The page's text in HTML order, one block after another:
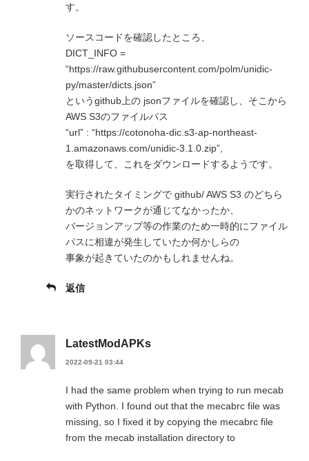
す。
ソースコードを確認したところ、
DICT_INFO =
“https://raw.githubusercontent.com/polm/unidic-
py/master/dicts.json”
というgithub上の jsonファイルを確認し、そこから
AWS S3のファイルパス
“url” : “https://cotonoha-dic.s3-ap-northeast-
1.amazonaws.com/unidic-3.1.0.zip”,
を取得して、これをダウンロードするようです。
実行されたタイミングで github/ AWS S3 のどちら
かのネットワークが通じてなかったか、
バージョンアップ等の作業のため一時的にファイル
パスに相違が発生していたか何かしらの
事象が起きていたのかもしれませんね。
返信
LatestModAPKs
2022-09-21 03:44
I had the same problem when trying to run mecab
with Python. I found out that the mecabrc file was
missing, so I fixed it by copying the mecabrc file
from the mecab installation directory to